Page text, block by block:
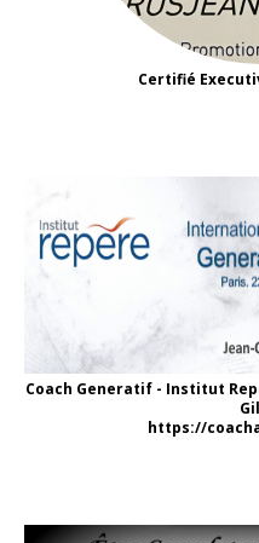
Certifié
Coach Generatif - Institut
https://